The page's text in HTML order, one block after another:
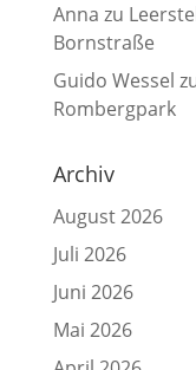
Anna zu
Bornstraße
Guido Wessel
Rombergpark
Archiv
August 2026
Juli 2026
Juni 2026
Mai 2026